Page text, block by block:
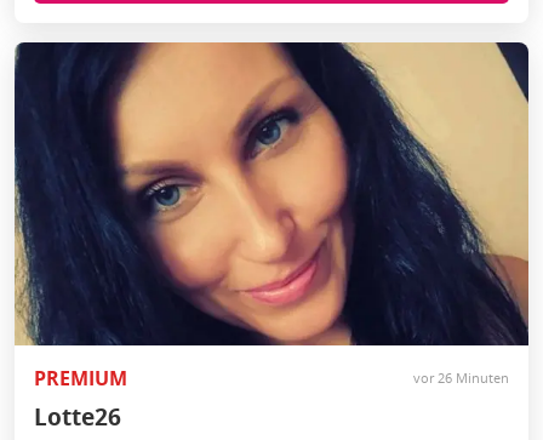
PREMIUM vor 26 Minuten
Lotte26